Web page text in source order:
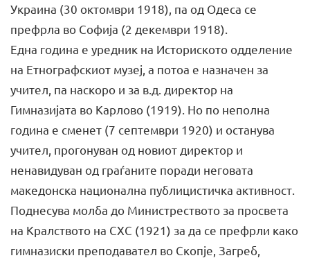
Украина (30 октомври 1918), па од Одеса се
префрла во Софија (2 декември 1918).
Една година е уредник на Историското одделение
на Етнографскиот музеј, а потоа е назначен за
учител, па наскоро и за в.д. директор на
Гимназијата во Карлово (1919). Но по неполна
година е сменет (7 септември 1920) и останува
учител, прогонуван од новиот директор и
ненавидуван од граѓаните поради неговата
македонска национална публицистичка активност.
Поднесува молба до Министреството за просвета
на Кралството на СХС (1921) за да се префрли како
гимназиски преподавател во Скопје, Загреб,